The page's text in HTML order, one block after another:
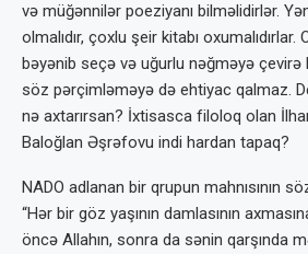
və müğənnilər poeziya­nı bilməlidirlər.
olmalıdır, çoxlu şeir kitabı oxumalıdırlar.
bəyənib seçə və uğurlu nəğməyə çevirə
söz pərçimləməyə də ehtiyac qalmaz.
nə axtarırsan? İxtisasca filoloq olan
Baloğlan Əşrəfovu indi hardan tapaq?
NADO adlanan bir qrupun mahnısının
“Hər bir göz yaşı­nın damlasının
öncə Allahın, sonra da sənin qarşında